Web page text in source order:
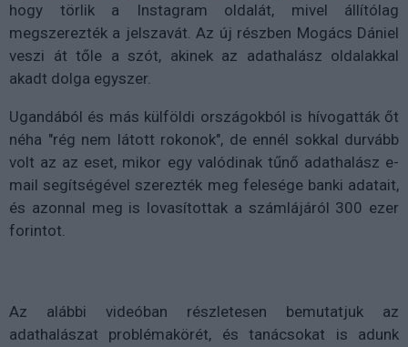
hogy törlik a Instagram oldalát, mivel állítólag
megszerezték a jelszavát. Az új részben Mogács Dániel
veszi át tőle a szót, akinek az adathalász oldalakkal
akadt dolga egyszer.
Ugandából és más külföldi országokból is hívogatták őt
néha "rég nem látott rokonok", de ennél sokkal durvább
volt az az eset, mikor egy valódinak tűnő adathalász e-
mail segítségével szerezték meg felesége banki adatait,
és azonnal meg is lovasítottak a számlájáról 300 ezer
forintot.
Az alábbi videóban részletesen bemutatjuk az
adathalászat problémakörét, és tanácsokat is adunk